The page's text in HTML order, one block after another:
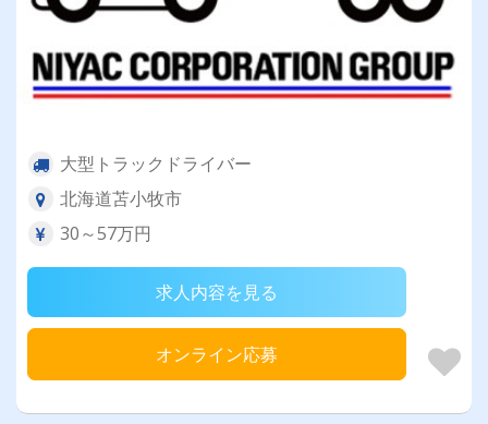
大型トラックドライバー
北海道苫小牧市
30～57万円
求人内容を見る
オンライン応募